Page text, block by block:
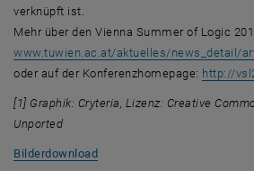
verknüpft ist.
Mehr über den Vienna Summer of Logic
www.tuwien.ac.at/aktuelles/news_detail/
oder auf der Konferenzhomepage: http://
[1] Graphik: Cryteria, Lizenz: Creative
Unported
Bilderdownload, öffnet eine externe URL in